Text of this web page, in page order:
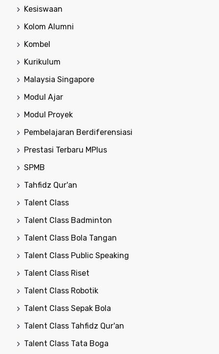
Kesiswaan
Kolom Alumni
Kombel
Kurikulum
Malaysia Singapore
Modul Ajar
Modul Proyek
Pembelajaran Berdiferensiasi
Prestasi Terbaru MPlus
SPMB
Tahfidz Qur'an
Talent Class
Talent Class Badminton
Talent Class Bola Tangan
Talent Class Public Speaking
Talent Class Riset
Talent Class Robotik
Talent Class Sepak Bola
Talent Class Tahfidz Qur'an
Talent Class Tata Boga